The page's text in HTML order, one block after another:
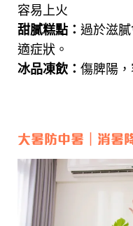
容易上火
甜膩糕點： 過於滋
適症狀。
冰品凍飲： 傷脾陽
大暑防中暑｜消暑